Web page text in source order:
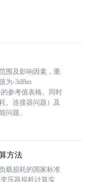
围及影响因素，重
为-3dBm
参考值表格。同时
、连接器问题）及
问题。
方法
载损耗的国家标准
变压器损耗计算实